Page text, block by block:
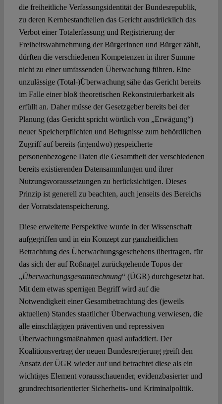
die freiheitliche Verfassungsidentität der Bundesrepublik,
zu deren Kernbestandteilen das Gericht ausdrücklich das
Verbot einer Totalerfassung und Registrierung der
Freiheitswahrnehmung der Bürgerinnen und Bürger zählt,
dürften die verschiedenen Kompetenzen in ihrer Summe
nicht zu einer umfassenden Überwachung führen. Eine
unzulässige (Total-)Überwachung sähe das Gericht bereits
im Falle einer bloß theoretischen Rekonstruierbarkeit als
erfüllt an. Daher müsse der Gesetzgeber bereits bei der
Planung (das Gericht spricht wörtlich von „Erwägung“)
neuer Speicherpflichten und Befugnisse zum behördlichen
Zugriff auf bereits (irgendwo) gespeicherte
personenbezogene Daten die Gesamtheit der verschiedenen
bereits existierenden Datensammlungen und ihrer
Nutzungsvoraussetzungen zu berücksichtigen. Dieses
Prinzip ist generell zu beachten, auch jenseits des Bereichs
der Vorratsdatenspeicherung.
Diese erweiterte Perspektive wurde in der Wissenschaft
aufgegriffen und in ein Konzept zur ganzheitlichen
Betrachtung des Überwachungsgeschehens übertragen, für
das sich der auf Roßnagel zurückgehende Topos der
„Überwachungsgesamtrechnung“ (ÜGR) durchgesetzt hat.
Mit dem etwas sperrigen Begriff wird auf die
Notwendigkeit einer Gesamtbetrachtung des (jeweils
aktuellen) Standes staatlicher Überwachung verwiesen, die
alle einschlägigen präventiven und repressiven
Überwachungsmaßnahmen quasi aufaddiert. Der
Koalitionsvertrag der neuen Bundesregierung greift den
Ansatz der ÜGR wieder auf und betrachtet diese als ein
wichtiges Element vorausschauender, evidenzbasierter und
grundrechtsorientierter Sicherheits- und Kriminalpolitik.